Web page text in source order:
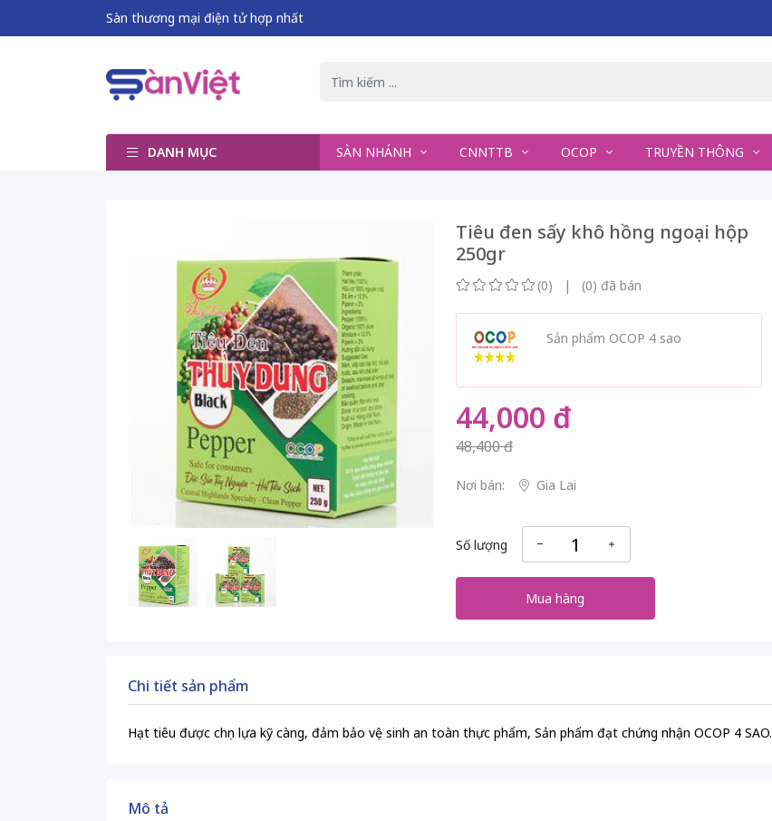
Sàn thương mại điện tử hợp nhất
DANH MỤC SÀN NHÁNH CNNTTB OCOP TRUYỀN THÔNG
Tiêu đen sấy khô hồng ngoại hộp
250gr
(0) | (0) đã bán
Sản phẩm OCOP 4 sao
44,000 đ
48,400 đ
Nơi bán: Gia Lai
Số lượng
Mua hàng
Chi tiết sản phẩm
Hạt tiêu được chọn lựa kỹ càng, đảm bảo vệ sinh an toàn thực phẩm, Sản phẩm đạt chứng nhận OCOP 4 SAO.
Mô tả